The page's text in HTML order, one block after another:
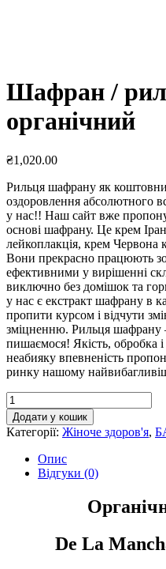
Шафран /
органічний
₴1,020.00
Рильця шафрану як
оздоровлення абсолютного
у нас!! Наш сайт вже
основі шафрану. Це крем
лейкоплакція, крем Червона
Вони прекрасно працюють
ефективними у вирішенні
виключно без домішок та
у нас є екстракт шафрану в
пропити курсом і відчути
зміцненню. Рильця шафрану
пишаємося! Якість, обробка
неабияку впевненість
ринку нашому
Шафран
/
рильця
/
органічний
кількість
Додати у кошик
Категорії: Жіноче здоров'я,
Опис
Відгуки (0)
De La